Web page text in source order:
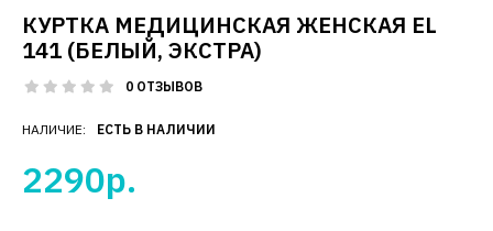
КУРТКА МЕДИЦИНСКАЯ ЖЕНСКАЯ EL
141 (БЕЛЫЙ, ЭКСТРА)
0 ОТЗЫВОВ
НАЛИЧИЕ: ЕСТЬ В НАЛИЧИИ
2290р.